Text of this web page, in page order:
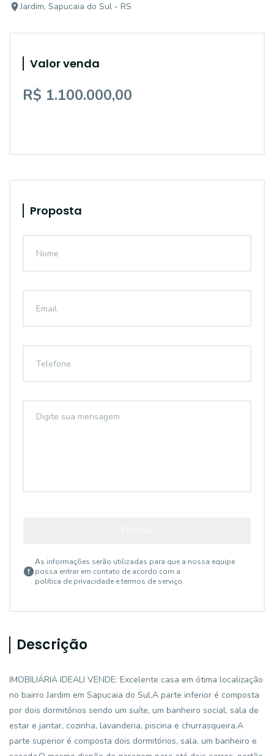
Jardim, Sapucaia do Sul - RS
Valor venda
R$ 1.100.000,00
Proposta
As informações serão utilizadas para que a nossa equipe
possa entrar em contato de acordo com a
política de privacidade e termos de serviço
Descrição
IMOBILIÁRIA IDEALI VENDE: Excelente casa em ótima localização
no bairro Jardim em Sapucaia do Sul.A parte inferior é composta
por dois dormitórios sendo um suíte, um banheiro social, sala de
estar e jantar, cozinha, lavanderia, piscina e churrasqueira.A
parte superior é composta dois dormitórios, sala, um banheiro e